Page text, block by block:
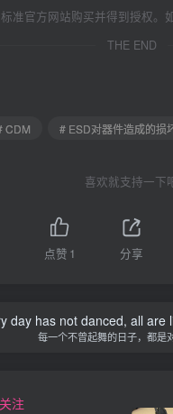
准官方网站购买并得到授权。
THE END
CDM # ESD对器件造成的损
喜欢就支持一下
点赞 1 分享
you make today will
今天的牺牲和努力未来都
关注